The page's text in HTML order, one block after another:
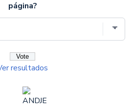
página?
resultados